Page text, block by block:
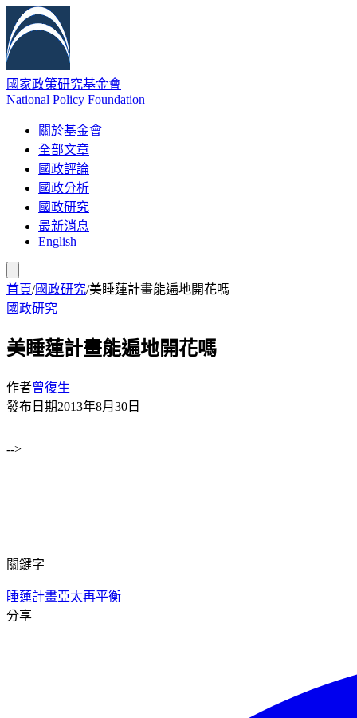
國家政策研究基金會
National Policy Foundation
關於基金會
全部文章
國政評論
國政分析
國政研究
最新消息
English
首頁/國政研究/美睡蓮計畫能遍地開花嗎
國政研究
美睡蓮計畫能遍地開花嗎
作者曾復生
發布日期2013年8月30日
-->
關鍵字
睡蓮計畫亞太再平衡
分享